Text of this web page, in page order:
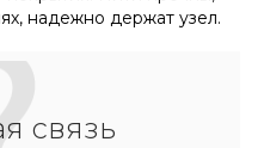
надежно держат узел.
связь